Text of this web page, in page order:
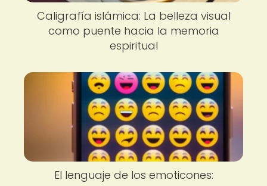
Caligrafía islámica: La belleza visual
como puente hacia la memoria
espiritual
El lenguaje de los emoticones: